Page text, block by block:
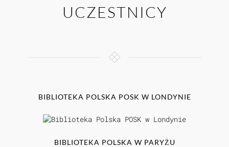
UCZESTNICY
BIBLIOTEKA POLSKA POSK W LONDYNIE
BIBLIOTEKA POLSKA W PARYŻU